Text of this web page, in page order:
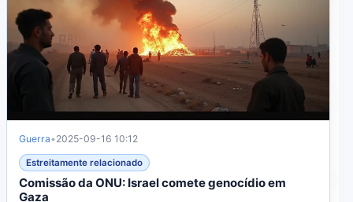
Guerra• 2025-09-16 10:12
Estreitamente relacionado
Comissão da ONU: Israel comete genocídio em
Gaza